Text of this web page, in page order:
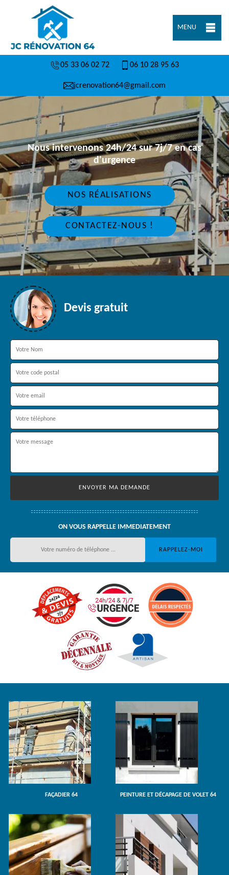
MENU
05 33 06 02 72 06 10 28 95 63
jcrenovation64@gmail.com
Nous intervenons 24h/24 sur 7j/7 en cas
d'urgence
NOS RÉALISATIONS
CONTACTEZ-NOUS !
Devis gratuit
ON VOUS RAPPELLE IMMEDIATEMENT
FAÇADIER 64 PEINTURE ET DÉCAPAGE DE VOLET 64